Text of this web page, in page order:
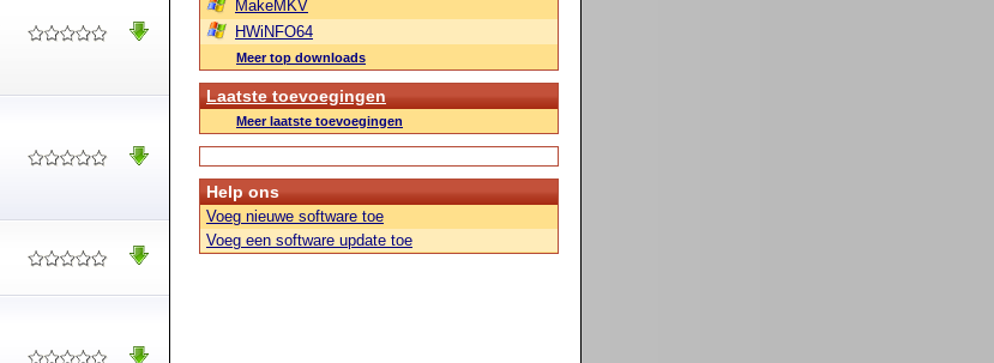
MakeMKV
HWiNFO64
Meer top downloads
Laatste toevoegingen
Meer laatste toevoegingen
Help ons
Voeg nieuwe software toe
Voeg een software update toe